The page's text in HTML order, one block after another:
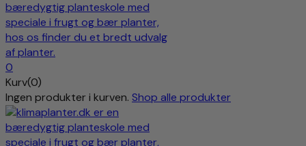
0
Kurv(0)
Ingen produkter i kurven. Shop alle produkter